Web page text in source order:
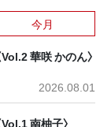
今月
華咲 かのん〉
2026.08.01
南柚子〉